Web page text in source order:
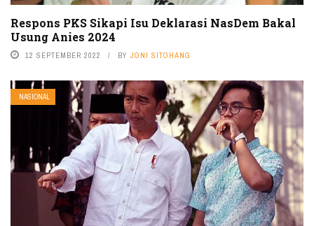
Respons PKS Sikapi Isu Deklarasi NasDem Bakal
Usung Anies 2024
12 SEPTEMBER 2022 BY JONI SITOHANG
NASIONAL